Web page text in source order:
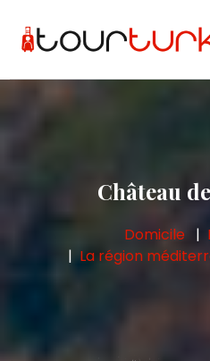
Château
Domicile
La région